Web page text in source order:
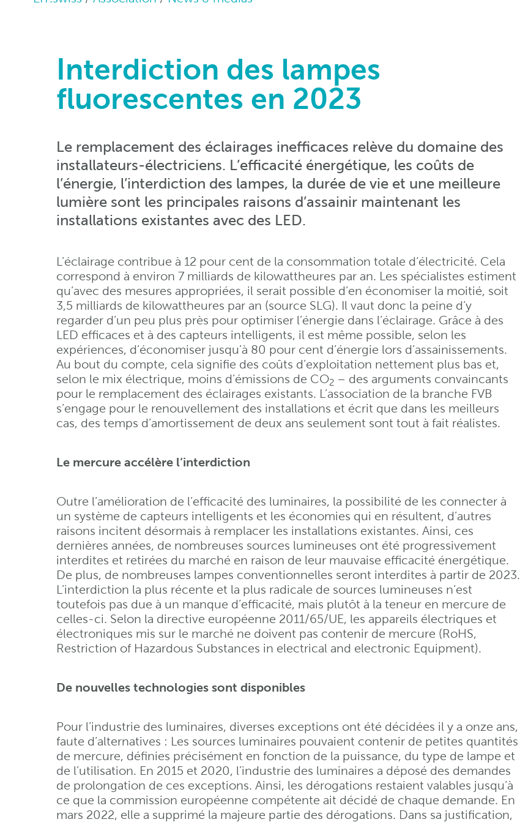
Interdiction des lampes
fluorescentes en 2023
Le remplacement des éclairages inefficaces relève du domaine des
installateurs-électriciens. L’efficacité énergétique, les coûts de
l’énergie, l’interdiction des lampes, la durée de vie et une meilleure
lumière sont les principales raisons d’assainir maintenant les
installations existantes avec des LED.
L’éclairage contribue à 12 pour cent de la consommation totale d‘électricité. Cela
correspond à environ 7 milliards de kilowattheures par an. Les spécialistes estiment
qu’avec des mesures appropriées, il serait possible d’en économiser la moitié, soit
3,5 milliards de kilowattheures par an (source SLG). Il vaut donc la peine d’y
regarder d’un peu plus près pour optimiser l’énergie dans l’éclairage. Grâce à des
LED efficaces et à des capteurs intelligents, il est même possible, selon les
expériences, d’économiser jusqu’à 80 pour cent d’énergie lors d’assainissements.
Au bout du compte, cela signifie des coûts d’exploitation nettement plus bas et,
selon le mix électrique, moins d’émissions de CO2 – des arguments convaincants
pour le remplacement des éclairages existants. L’association de la branche FVB
s’engage pour le renouvellement des installations et écrit que dans les meilleurs
cas, des temps d’amortissement de deux ans seulement sont tout à fait réalistes.
Le mercure accélère l‘interdiction
Outre l’amélioration de l’efficacité des luminaires, la possibilité de les connecter à
un système de capteurs intelligents et les économies qui en résultent, d’autres
raisons incitent désormais à remplacer les installations existantes. Ainsi, ces
dernières années, de nombreuses sources lumineuses ont été progressivement
interdites et retirées du marché en raison de leur mauvaise efficacité énergétique.
De plus, de nombreuses lampes conventionnelles seront interdites à partir de 2023.
L’interdiction la plus récente et la plus radicale de sources lumineuses n’est
toutefois pas due à un manque d’efficacité, mais plutôt à la teneur en mercure de
celles-ci. Selon la directive européenne 2011/65/UE, les appareils électriques et
électroniques mis sur le marché ne doivent pas contenir de mercure (RoHS,
Restriction of Hazardous Substances in electrical and electronic Equipment).
De nouvelles technologies sont disponibles
Pour l’industrie des luminaires, diverses exceptions ont été décidées il y a onze ans,
faute d’alternatives : Les sources luminaires pouvaient contenir de petites quantités
de mercure, définies précisément en fonction de la puissance, du type de lampe et
de l’utilisation. En 2015 et 2020, l’industrie des luminaires a déposé des demandes
de prolongation de ces exceptions. Ainsi, les dérogations restaient valables jusqu’à
ce que la commission européenne compétente ait décidé de chaque demande. En
mars 2022, elle a supprimé la majeure partie des dérogations. Dans sa justification,